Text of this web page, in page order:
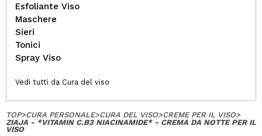
Esfoliante Viso
Maschere
Sieri
Tonici
Spray Viso
Vedi tutti da Cura del viso
TOP>CURA PERSONALE>CURA DEL VISO>CREME PER IL VISO>
ZIAJA - *VITAMIN C.B3 NIACINAMIDE* - CREMA DA NOTTE PER IL
VISO